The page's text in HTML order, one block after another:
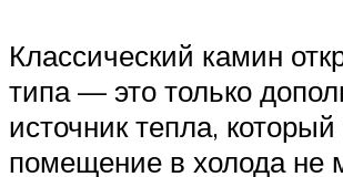
Классический камин
типа — это только
источник тепла, который
помещение в холода не